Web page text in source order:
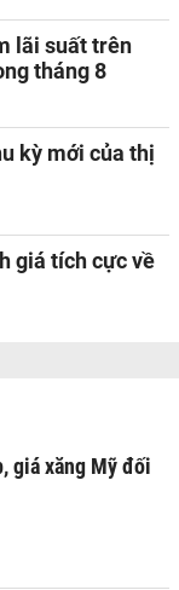
lãi suất trên
tháng 8
kỳ mới của thị
giá tích cực về
giá xăng Mỹ đối